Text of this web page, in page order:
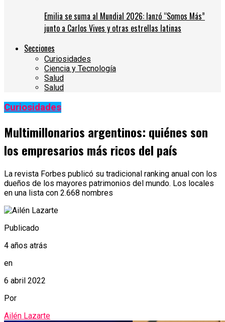
Emilia se suma al Mundial 2026: lanzó “Somos Más”
junto a Carlos Vives y otras estrellas latinas
Secciones
Curiosidades
Ciencia y Tecnología
Salud
Salud
Curiosidades
Multimillonarios argentinos: quiénes son
los empresarios más ricos del país
La revista Forbes publicó su tradicional ranking anual con los
dueños de los mayores patrimonios del mundo. Los locales
en una lista con 2.668 nombres
Publicado
4 años atrás
en
6 abril 2022
Por
Ailén Lazarte